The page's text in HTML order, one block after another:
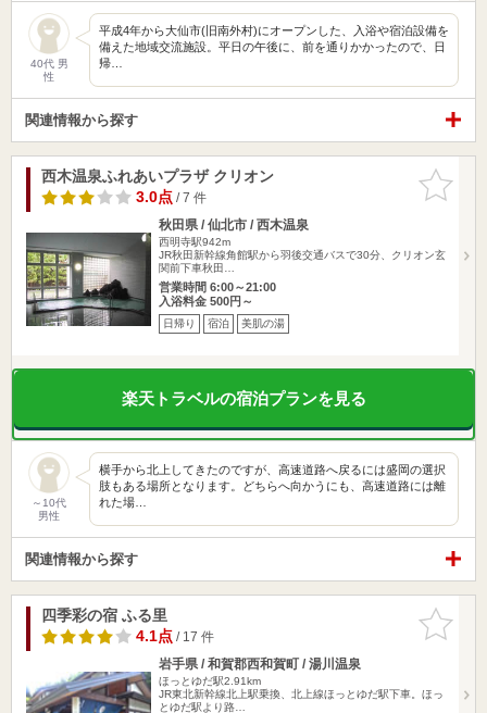
40代 男
性
平成4年から大仙市(旧南外村)にオープンした、入浴や宿泊設備を
備えた地域交流施設。平日の午後に、前を通りかかったので、日
帰…
関連情報から探す
お気に入
りに追加
西木温泉ふれあいプラザ クリオン
3.0点/ 7 件
秋田県 / 仙北市 / 西木温泉
西明寺駅942m
JR秋田新幹線角館駅から羽後交通バスで30分、クリオン玄
関前下車秋田…
営業時間 6:00～21:00
入浴料金 500円～
日帰り 宿泊 美肌の湯
楽天トラベルの宿泊プランを見る
～10代
男性
横手から北上してきたのですが、高速道路へ戻るには盛岡の選択
肢もある場所となります。どちらへ向かうにも、高速道路には離
れた場…
関連情報から探す
お気に入
りに追加
四季彩の宿 ふる里
4.1点/ 17 件
岩手県 / 和賀郡西和賀町 / 湯川温泉
ほっとゆだ駅2.91km
JR東北新幹線北上駅乗換、北上線ほっとゆだ駅下車。ほっ
とゆだ駅より路…